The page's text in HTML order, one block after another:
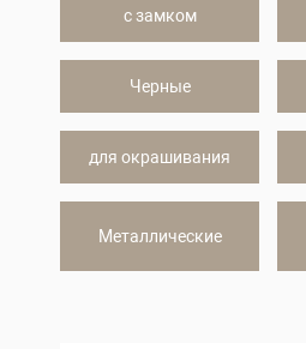
с замком
Черные
для окрашивания
Металлические